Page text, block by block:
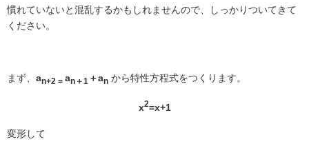
慣れていないと混乱するかもしれませんので、しっかりついてきて
ください。
まず、 an+2 = an＋1 ＋an から特性方程式をつくります。
x2=x+1
変形して